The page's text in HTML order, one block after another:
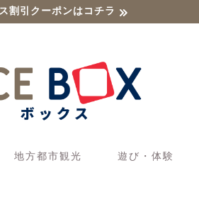
割引クーポンはコチラ
地方都市観光 遊び・体験